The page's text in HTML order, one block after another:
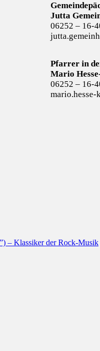
Jutta
06252 – 16-
Pfarrer in
Mario
06252 – 16-
– Klassiker der Rock-Musik